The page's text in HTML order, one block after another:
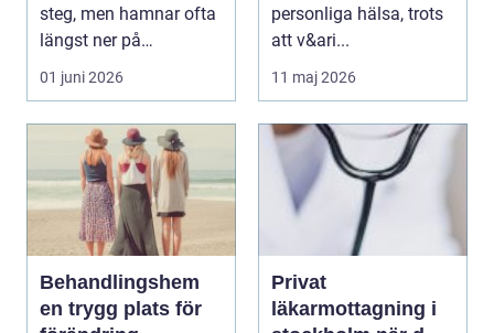
steg, men hamnar ofta
längst ner på
prioriteringslistan.
Mån...
01 juni 2026
personliga hälsa, trots
att v&ari...
11 maj 2026
Behandlingshem
en trygg plats för
Privat
läkarmottagning i